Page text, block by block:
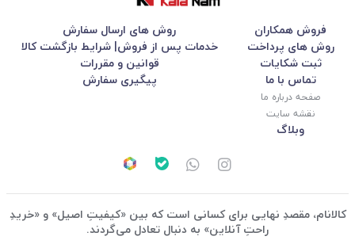
فروش همکاران
روش های ارسال سفارش
روش های پرداخت
خدمات پس از فروش| شرایط بازگشت کالا
ثبت شکایات
قوانین و مقررات
تماس با ما
صفحه درباره ما
نقشه سایت
پیگیری سفارش
وبلاگ
کالانام، مقصدِ نهایی برای کسانی است که بین «کیفیتِ اصیل» و «خریدِ
راحتِ آنلاین» به دنبال تعادل می‌گردند.